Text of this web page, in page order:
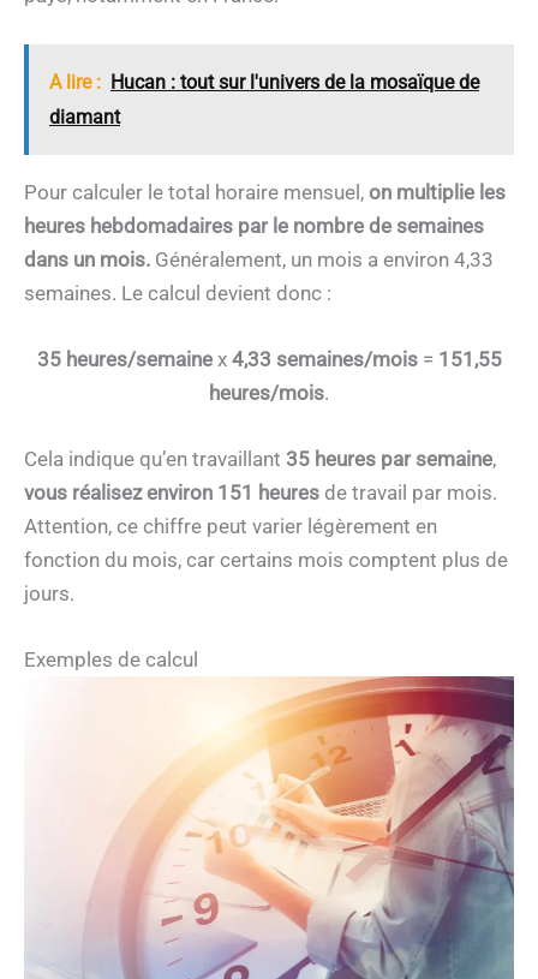
A lire : Hucan : tout sur l'univers de la mosaïque de
diamant
Pour calculer le total horaire mensuel, on multiplie les
heures hebdomadaires par le nombre de semaines
dans un mois. Généralement, un mois a environ 4,33
semaines. Le calcul devient donc :
35 heures/semainex 4,33 semaines/mois= 151,55
heures/mois.
Cela indique qu’en travaillant 35 heures par semaine,
vous réalisez environ 151 heures de travail par mois.
Attention, ce chiffre peut varier légèrement en
fonction du mois, car certains mois comptent plus de
jours.
Exemples de calcul